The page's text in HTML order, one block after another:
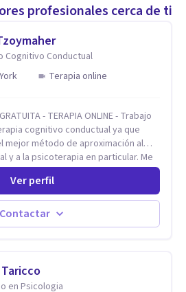
profesionales cerca de ti
Cognitivo Conductual
Terapia online
- TERAPIA ONLINE - Trabajo
cognitivo conductual ya que
mejor método de aproximación al
y a la psicoterapia en particular. Me
cambio conductual por los que una
sus objetivos, transitando,
sus patrones cognitivos y
específicas como trastornos
y también crisis vitales y procesos
Ver perfil
Contactar
en Psicologia